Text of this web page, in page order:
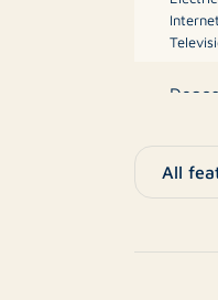
postbus.
Internet
All